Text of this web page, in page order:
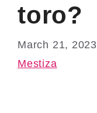
toro?
March 21, 2023
Mestiza